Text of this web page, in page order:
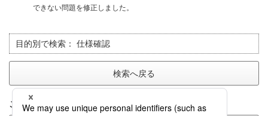
できない問題を修正しました。
目的別で検索： 仕様確認
検索へ戻る
このFAQに関してのご意見をお聞かせ下さい。